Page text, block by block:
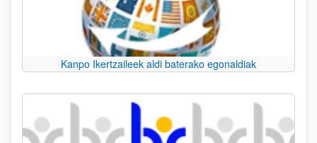
Kanpo Ikertzaileek aldi baterako egonaldiak